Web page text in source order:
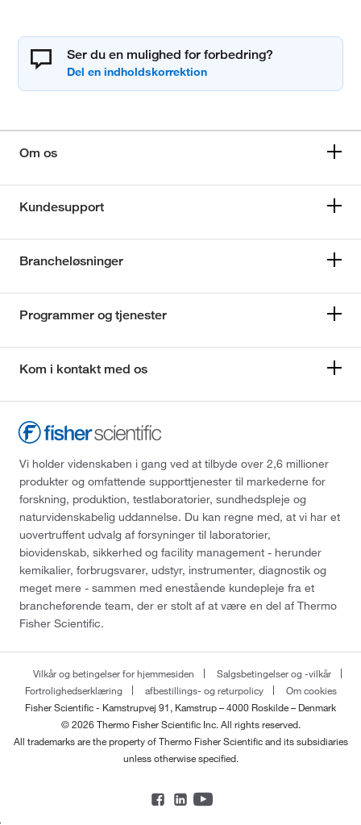
Ser du en mulighed for forbedring?
Om os
Kundesupport
Brancheløsninger
Programmer og tjenester
Kom i kontakt med os
Vi holder videnskaben i gang ved at tilbyde over 2,6 millioner
produkter og omfattende supporttjenester til markederne for
forskning, produktion, testlaboratorier, sundhedspleje og
naturvidenskabelig uddannelse. Du kan regne med, at vi har et
uovertruffent udvalg af forsyninger til laboratorier,
biovidenskab, sikkerhed og facility management - herunder
kemikalier, forbrugsvarer, udstyr, instrumenter, diagnostik og
meget mere - sammen med enestående kundepleje fra et
brancheførende team, der er stolt af at være en del af Thermo
Fisher Scientific.
Vilkår og betingelser for hjemmesiden
Salgsbetingelser og -vilkår
Fortrolighedserklæring
afbestillings- og returpolicy
Om cookies
Fisher Scientific - Kamstrupvej 91, Kamstrup – 4000 Roskilde – Denmark
© 2026 Thermo Fisher Scientific Inc. All rights reserved.
All trademarks are the property of Thermo Fisher Scientific and its subsidiaries
unless otherwise specified.